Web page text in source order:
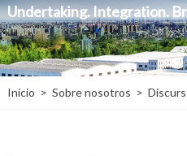
Undertaking. Integration.
Inicio > Sobre nosotros >